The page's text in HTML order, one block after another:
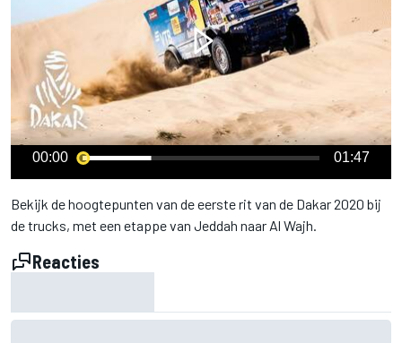
00:00 01:47
Bekijk de hoogtepunten van de eerste rit van de Dakar 2020 bij
de trucks, met een etappe van Jeddah naar Al Wajh.
Reacties